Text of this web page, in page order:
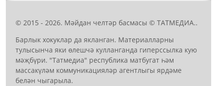
© 2015 - 2026. Мәйдан челтәр басмасы © ТАТМЕДИА..
Барлык хокуклар да якланган. Материалларны
тулысынча яки өлешчә кулланганда гиперссылка кую
мәҗбүри. "Татмедиа" республика матбугат һәм
массакүләм коммуникацияләр агентлыгы ярдәме
белән чыгарыла.